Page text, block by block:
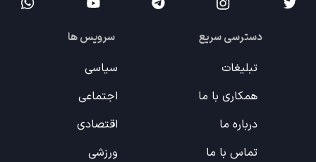
دسترسی سریع
تبلیغات
همکاری با ما
درباره ما
تماس با ما
سرویس ها
سیاسی
اجتماعی
اقتصادی
ورزشی